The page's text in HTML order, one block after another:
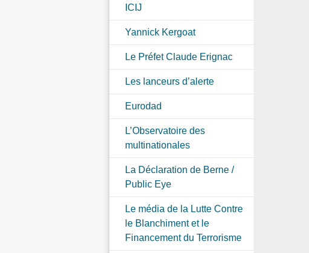
ICIJ
Yannick Kergoat
Le Préfet Claude Erignac
Les lanceurs d’alerte
Eurodad
L’Observatoire des
multinationales
La Déclaration de Berne /
Public Eye
Le média de la Lutte Contre
le Blanchiment et le
Financement du Terrorisme